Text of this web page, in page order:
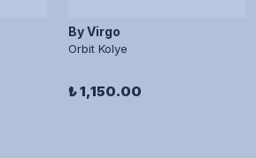
By Virgo
Orbit Kolye
₺ 1,150.00